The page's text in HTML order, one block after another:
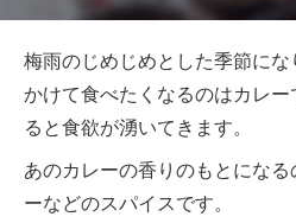
梅雨のじめじめとした季節に
かけて食べたくなるのはカレ
ると食欲が湧いてきます。
あのカレーの香りのもとにな
ーなどのスパイスです。